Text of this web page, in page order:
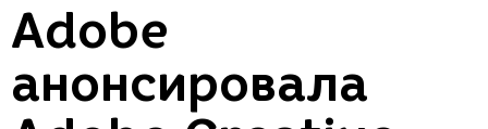
Adobe
анонсировала